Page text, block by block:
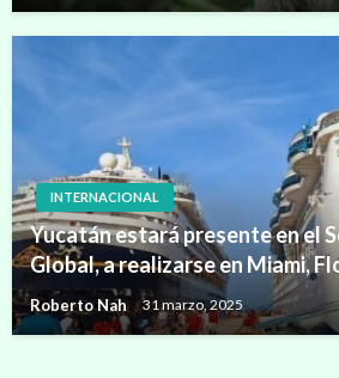
INTERNACIONAL
Yucatán estará presente en el
Global, a realizarse en Miami,
Roberto Nah 31 marzo, 2025